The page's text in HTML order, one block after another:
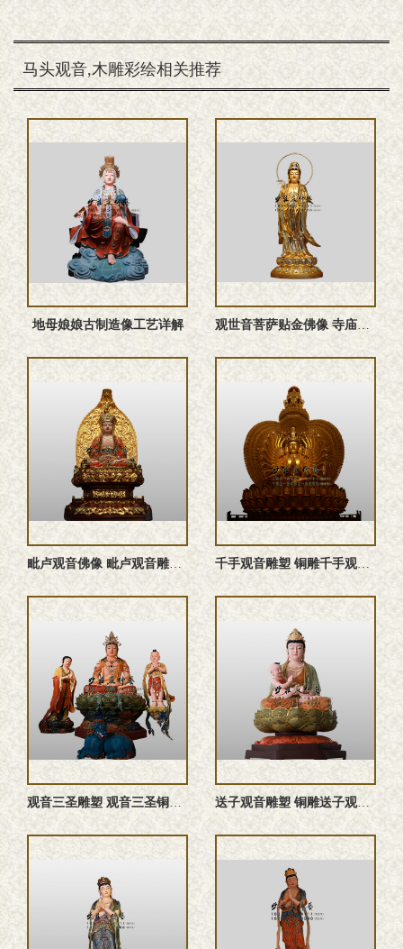
马头观音,木雕彩绘相关推荐
地母娘娘古制造像工艺详解 观世音菩萨贴金佛像 寺庙大型殿堂造像厂家可定做
‌毗卢观音佛像 ‌毗卢观音雕塑 ‌毗卢观音塑像 铜雕‌毗卢观 ... 千手观音雕塑 铜雕千手观音佛像 千手观音佛像 千手观音塑像
观音三圣雕塑 观音三圣铜佛像 铜雕观音三圣 观音三圣佛像 ... 送子观音雕塑 铜雕送子观音佛像 送子观音塑像